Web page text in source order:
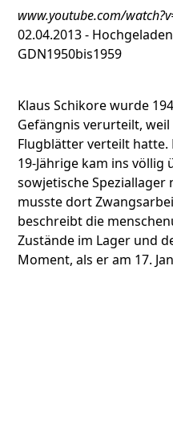
www.youtube.com/
02.04.2013 -
GDN1950bis1959
Klaus Schikore wurde
Gefängnis verurteilt,
Flugblätter verteilt hatte.
19-Jährige kam ins völlig
sowjetische Speziallager
musste dort
beschreibt die
Zustände im Lager und
Moment, als er am 17.